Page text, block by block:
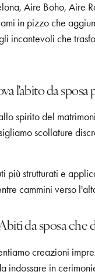
Aire Boho, Aire
in pizzo che
incantevoli che
l'abito da
spirito del
scollature
più strutturati e
cammini verso
da sposa che
creazioni
indossare in